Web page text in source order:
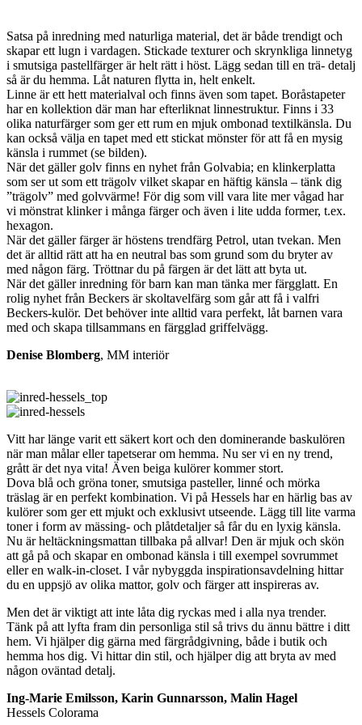
Satsa på inredning med naturliga material, det är både trendigt och
skapar ett lugn i vardagen. Stickade texturer och skrynkliga linnetyg
i smutsiga pastellfärger är helt rätt i höst. Lägg sedan till en trä- detalj
så är du hemma. Låt naturen flytta in, helt enkelt.
Linne är ett hett materialval och finns även som tapet. Boråstapeter
har en kollektion där man har efterliknat linnestruktur. Finns i 33
olika naturfärger som ger ett rum en mjuk ombonad textilkänsla. Du
kan också välja en tapet med ett stickat mönster för att få en mysig
känsla i rummet (se bilden).
När det gäller golv finns en nyhet från Golvabia; en klinkerplatta
som ser ut som ett trägolv vilket skapar en häftig känsla – tänk dig
”trägolv” med golvvärme! För dig som vill vara lite mer vågad har
vi mönstrat klinker i många färger och även i lite udda former, t.ex.
hexagon.
När det gäller färger är höstens trendfärg Petrol, utan tvekan. Men
det är alltid rätt att ha en neutral bas som grund som du bryter av
med någon färg. Tröttnar du på färgen är det lätt att byta ut.
När det gäller inredning för barn kan man tänka mer färgglatt. En
rolig nyhet från Beckers är skoltavelfärg som går att få i valfri
Beckers-kulör. Det behöver inte alltid vara perfekt, låt barnen vara
med och skapa tillsammans en färgglad griffelvägg.
Denise Blomberg, MM interiör
Vitt har länge varit ett säkert kort och den dominerande baskulören
när man målar eller tapetserar om hemma. Nu ser vi en ny trend,
grått är det nya vita! Även beiga kulörer kommer stort.
Dova blå och gröna toner, smutsiga pasteller, linné och mörka
träslag är en perfekt kombination. Vi på Hessels har en härlig bas av
kulörer som ger ett mjukt och exklusivt utseende. Lägg till lite varma
toner i form av mässing- och plåtdetaljer så får du en lyxig känsla.
Nu är heltäckningsmattan tillbaka på allvar! Den är mjuk och skön
att gå på och skapar en ombonad känsla i till exempel sovrummet
eller en walk-in-closet. I vår nybyggda inspirationsavdelning hittar
du en uppsjö av olika mattor, golv och färger att inspireras av.
Men det är viktigt att inte låta dig ryckas med i alla nya trender.
Tänk på att lyfta fram din personliga stil så trivs du ännu bättre i ditt
hem. Vi hjälper dig gärna med färgrådgivning, både i butik och
hemma hos dig. Vi hittar din stil, och hjälper dig att bryta av med
någon oväntad detalj.
Ing-Marie Emilsson, Karin Gunnarsson, Malin Hagel
Hessels Colorama